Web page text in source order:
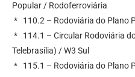
Popular / Rodoferroviária
* 110.2 – Rodoviária do Plano
* 114.1 – Circular Rodoviária
Telebrasília) / W3 Sul
* 115.1 – Rodoviária do Plano